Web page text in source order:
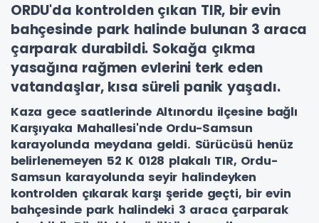
ORDU'da kontrolden çıkan TIR, bir evin
bahçesinde park halinde bulunan 3 araca
çarparak durabildi. Sokağa çıkma
yasağına rağmen evlerini terk eden
vatandaşlar, kısa süreli panik yaşadı.
Kaza gece saatlerinde Altınordu ilçesine bağlı
Karşıyaka Mahallesi'nde Ordu-Samsun
karayolunda meydana geldi. Sürücüsü henüz
belirlenemeyen 52 K 0128 plakalı TIR, Ordu-
Samsun karayolunda seyir halindeyken
kontrolden çıkarak karşı şeride geçti, bir evin
bahçesinde park halindeki 3 araca çarparak